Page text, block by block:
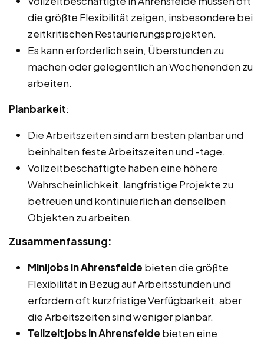
die größte Flexibilität zeigen, insbesondere bei
zeitkritischen Restaurierungsprojekten.
Es kann erforderlich sein, Überstunden zu
machen oder gelegentlich an Wochenenden zu
arbeiten.
Planbarkeit:
Die Arbeitszeiten sind am besten planbar und
beinhalten feste Arbeitszeiten und -tage.
Vollzeitbeschäftigte haben eine höhere
Wahrscheinlichkeit, langfristige Projekte zu
betreuen und kontinuierlich an denselben
Objekten zu arbeiten.
Zusammenfassung:
Minijobs in Ahrensfelde bieten die größte
Flexibilität in Bezug auf Arbeitsstunden und
erfordern oft kurzfristige Verfügbarkeit, aber
die Arbeitszeiten sind weniger planbar.
Teilzeitjobs in Ahrensfelde bieten eine